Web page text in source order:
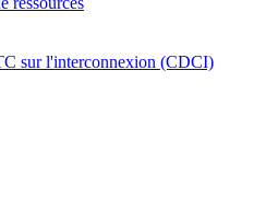
sur l'interconnexion (CDCI)